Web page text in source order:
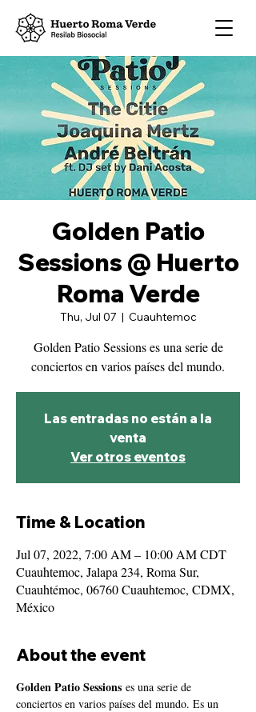
Golden Patio
Sessions @ Huerto
Roma Verde
Thu, Jul 07
  |
Cuauhtemoc
Golden Patio Sessions es una serie de
conciertos en varios países del mundo.
Las entradas no están a la
venta
Ver otros eventos
Time & Location
Jul 07, 2022, 7:00 AM – 10:00 AM CDT
Cuauhtemoc, Jalapa 234, Roma Sur,
Cuauhtémoc, 06760 Cuauhtemoc, CDMX,
México
About the event
Golden Patio Sessions es una serie de
conciertos en varios países del mundo. Es un